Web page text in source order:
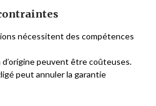
nécessitent des compétences
d’origine peuvent être coûteuses.
peut annuler la garantie